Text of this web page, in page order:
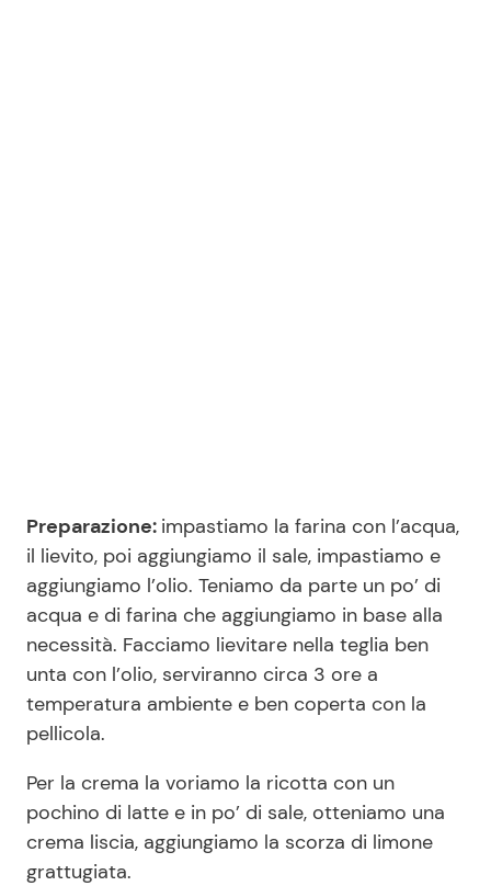
Preparazione: impastiamo la farina con l’acqua,
il lievito, poi aggiungiamo il sale, impastiamo e
aggiungiamo l’olio. Teniamo da parte un po’ di
acqua e di farina che aggiungiamo in base alla
necessità. Facciamo lievitare nella teglia ben
unta con l’olio, serviranno circa 3 ore a
temperatura ambiente e ben coperta con la
pellicola.
Per la crema la voriamo la ricotta con un
pochino di latte e in po’ di sale, otteniamo una
crema liscia, aggiungiamo la scorza di limone
grattugiata.